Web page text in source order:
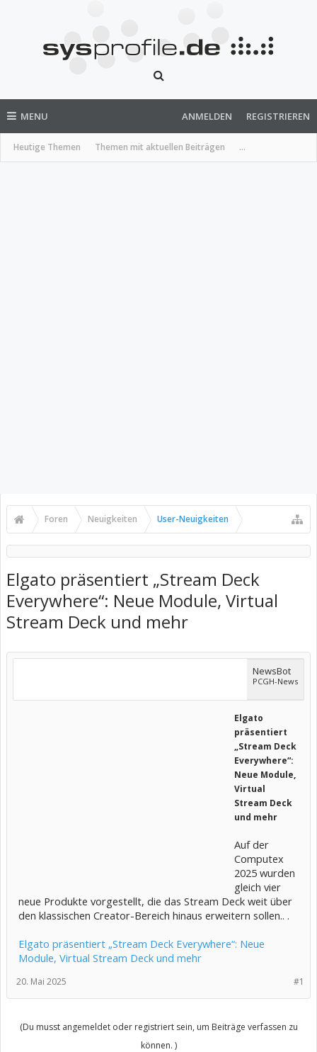
MENU
Heutige Themen Themen mit aktuellen Beiträgen ...
ANMELDEN REGISTRIEREN
Foren Neuigkeiten User-Neuigkeiten
Elgato präsentiert „Stream Deck
Everywhere“: Neue Module, Virtual
Stream Deck und mehr
NewsBot
PCGH-News
Elgato
präsentiert
„Stream Deck
Everywhere“:
Neue Module,
Virtual
Stream Deck
und mehr
Auf der
Computex
2025 wurden
gleich vier
neue Produkte vorgestellt, die das Stream Deck weit über
den klassischen Creator-Bereich hinaus erweitern sollen.. .
Elgato präsentiert „Stream Deck Everywhere“: Neue
Module, Virtual Stream Deck und mehr
#1
20. Mai 2025
(Du musst angemeldet oder registriert sein, um Beiträge verfassen zu
können. )